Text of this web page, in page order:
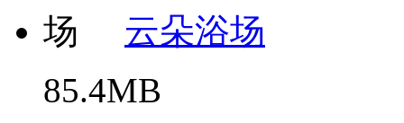
云朵浴场
85.4MB